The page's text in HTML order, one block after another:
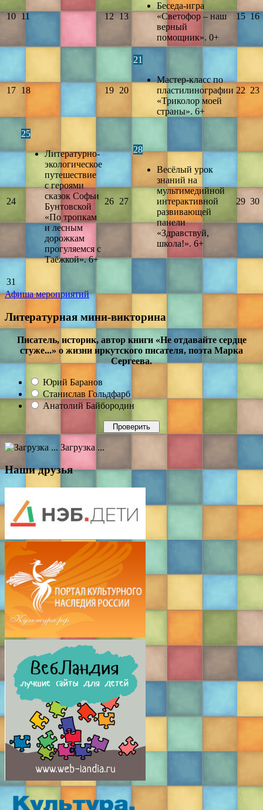
10 11 12 13
Беседа-игра
«Светофор – наш
верный
помощник». 0+
15 16
17 18 19 20
21
Мастер-класс по
пластилинографии
«Триколор моей
страны». 6+
22 23
24
25
Литературно-
экологическое
путешествие
с героями
сказок Софьи
Бунтовской
«По тропкам
и лесным
дорожкам
прогуляемся с
Таёжкой». 6+
26 27
28
Весёлый урок
знаний на
мультимедийной
интерактивной
развивающей
панели
«Здравствуй,
школа!». 6+
29 30
31
Афиша мероприятий
Литературная мини-викторина
Писатель, историк, автор книги «Не отдавайте сердце
стуже...» о жизни иркутского писателя, поэта Марка
Сергеева.
Юрий Баранов
Станислав Гольдфарб
Анатолий Байбородин
Загрузка ...
Наши друзья